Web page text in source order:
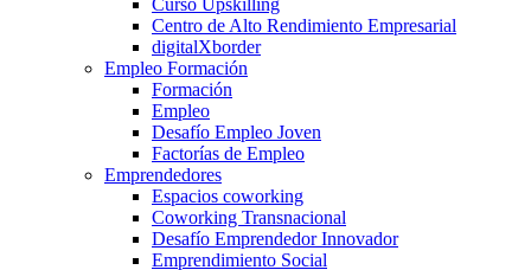
Centro de Alto Rendimiento Empresarial
digitalXborder
Empleo Formación
Formación
Empleo
Desafío Empleo Joven
Factorías de Empleo
Emprendedores
Espacios coworking
Coworking Transnacional
Desafío Emprendedor Innovador
Emprendimiento Social